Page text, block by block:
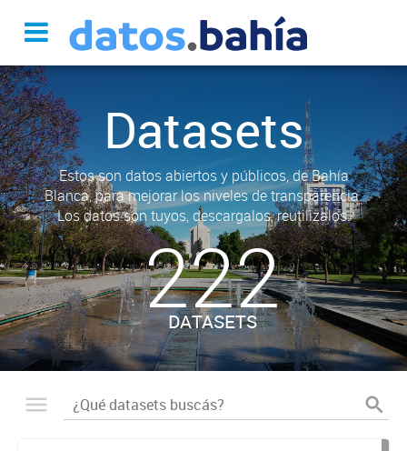
Datasets
Estos son datos abiertos y públicos, de Bahía
Blanca, para mejorar los niveles de transparencia.
Los datos son tuyos, descargalos, reutilizalos.
222
DATASETS